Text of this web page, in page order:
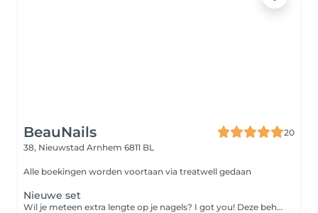
BeauNails
20
38, Nieuwstad Arnhem 6811 BL
Alle boekingen worden voortaan via treatwell gedaan
Nieuwe set
Wil je meteen extra lengte op je nagels? I got you! Deze behandeling is incl. Manicure Hier zit geen nail art bij!! Bij deze behandeling gaat het alleen om de basis behandeling en een gel kleurtje. LET OP! als er nog oud product eraf gehaald moet worden dan boek je die behandeling er nog extra bij! dit i.v.m extra tijd <3 Mocht je nog niet weten wat je wilt dan kan je een van de freestyle nailart pakketten toevoegen zo boek je extra tijd en kan je tot een dag van te voren je inspiratie sturen <3